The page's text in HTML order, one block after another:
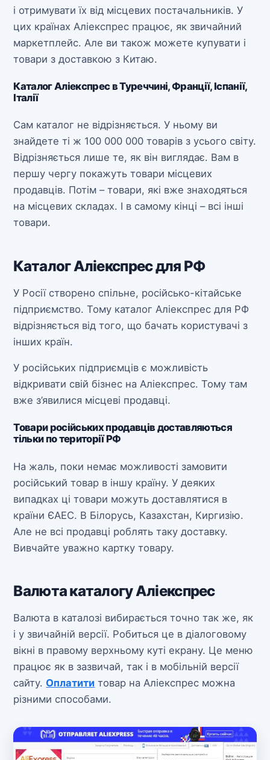
і отримувати їх від місцевих постачальників. У
цих країнах Аліекспрес працює, як звичайний
маркетплейс. Але ви також можете купувати і
товари з доставкою з Китаю.
Каталог Аліекспрес в Туреччині, Франції, Іспанії,
Італії
Сам каталог не відрізняється. У ньому ви
знайдете ті ж 100 000 000 товарів з усього світу.
Відрізняється лише те, як він виглядає. Вам в
першу чергу покажуть товари місцевих
продавців. Потім – товари, які вже знаходяться
на місцевих складах. І в самому кінці – всі інші
товари.
Каталог Аліекспрес для РФ
У Росії створено спільне, російсько-кітайське
підприємство. Тому каталог Аліекспрес для РФ
відрізняється від того, що бачать користувачі з
інших країн.
У російських підприємців є можливість
відкривати свій бізнес на Аліекспрес. Тому там
вже з’явилися місцеві продавці.
Товари російських продавців доставляються
тільки по території РФ
На жаль, поки немає можливості замовити
російський товар в іншу країну. У деяких
випадках ці товари можуть доставлятися в
країни ЄАЕС. В Білорусь, Казахстан, Киргизію.
Але не всі продавці роблять таку доставку.
Вивчайте уважно картку товару.
Валюта каталогу Аліекспрес
Валюта в каталозі вибирається точно так же, як
і у звичайній версії. Робиться це в діалоговому
вікні в правому верхньому куті екрану. Це меню
працює як в зазвичай, так і в мобільній версії
сайту. Оплатити товар на Аліекспрес можна
різними способами.